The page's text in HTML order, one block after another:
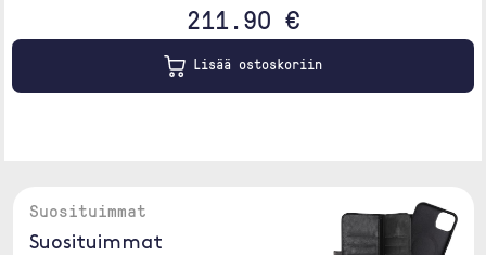
211.90 €
Lisää ostoskoriin
Suosituimmat
Suosituimmat